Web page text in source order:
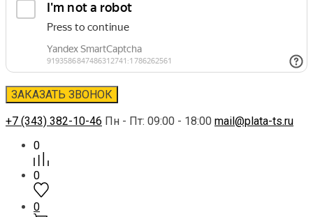
+7 (343) 382-10-46 Пн - Пт: 09:00 - 18:00 mail@plata-ts.ru
0
0
0